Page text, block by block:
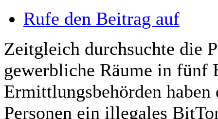
Rufe den Beitrag auf
Zeitgleich durchsuchte die
gewerbliche Räume in fünf
Ermittlungsbehörden
Personen ein illegales